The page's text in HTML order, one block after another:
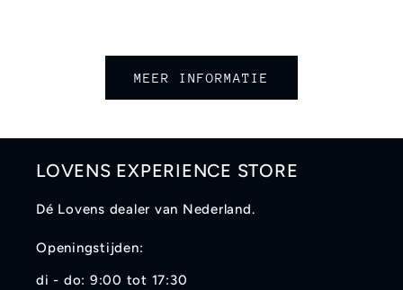
MEER INFORMATIE
LOVENS EXPERIENCE STORE
Dé Lovens dealer van Nederland.
Openingstijden:
di - do: 9:00 tot 17:30